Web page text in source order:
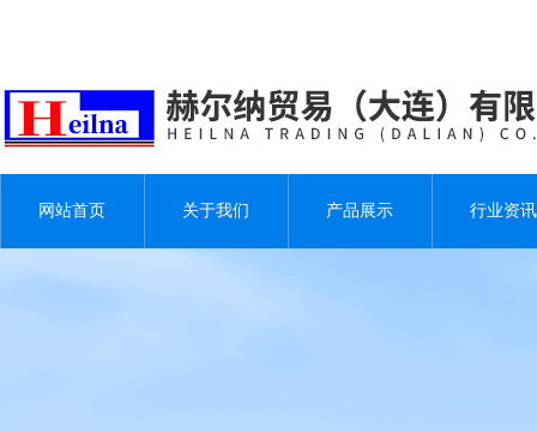
网站首页 关于我们 产品展示 行业资讯